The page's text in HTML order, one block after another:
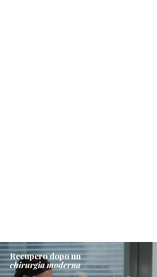
Recupero dopo un
chirurgia moderna